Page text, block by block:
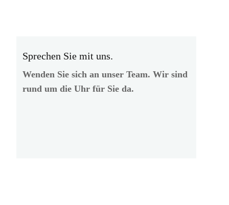
Sprechen Sie mit uns.
Wenden Sie sich an unser Team. Wir sind
rund um die Uhr für Sie da.